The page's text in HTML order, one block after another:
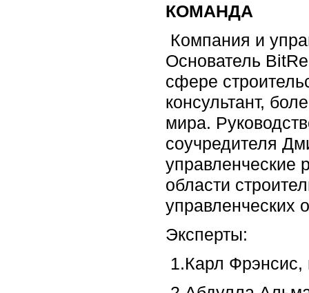
КОМАНДА
Компания и
Основатель
сфере
консультант,
мира.
соучредителя
управленческие
области
управленческих
Эксперты:
1.Карл Фрэнсис,